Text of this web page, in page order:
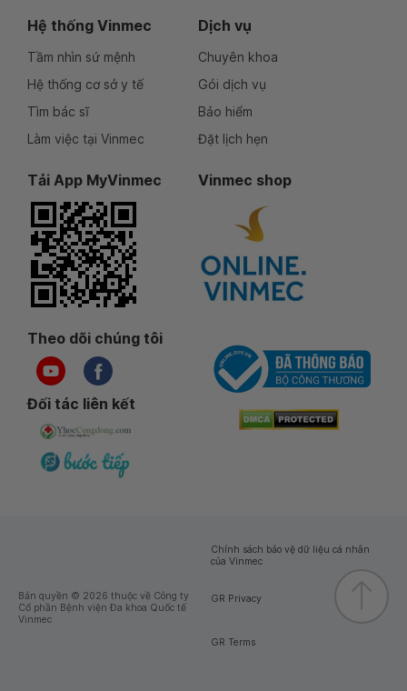
Hệ thống Vinmec
Tầm nhìn sứ mệnh
Hệ thống cơ sở y tế
Tìm bác sĩ
Làm việc tại Vinmec
Dịch vụ
Chuyên khoa
Gói dịch vụ
Bảo hiểm
Đặt lịch hẹn
Tải App MyVinmec Vinmec shop
Theo dõi chúng tôi
Đối tác liên kết
Bản quyền © 2026 thuộc về Công ty
Cổ phần Bệnh viện Đa khoa Quốc tế
Vinmec
Chính sách bảo vệ dữ liệu cá nhân
của Vinmec
GR Privacy
GR Terms